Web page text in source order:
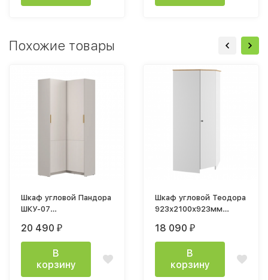
Похожие товары
Шкаф угловой Пандора
ШКУ-07
Кашемир / мдф айриш
MF03
20 490 ₽
В
корзину
Шкаф угловой Теодора
923х2100х923мм
крафт
18 090 ₽
В
корзину